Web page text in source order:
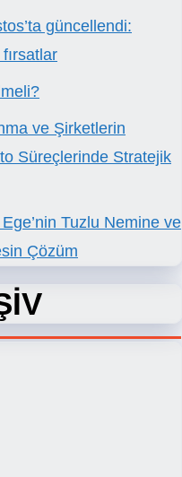
güncellendi:
ve Şirketlerin
Süreçlerinde Stratejik
Tuzlu Nemine ve
Çözüm